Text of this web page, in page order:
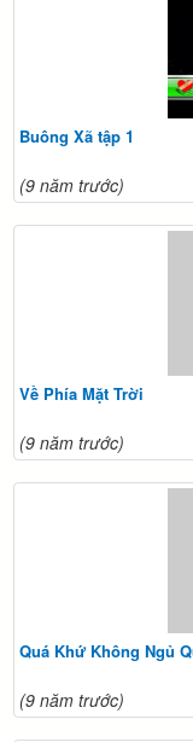
Buông Xã tập 1
(9 năm trước)
Về Phía Mặt Trời
(9 năm trước)
Quá Khứ Không Ngủ
(9 năm trước)